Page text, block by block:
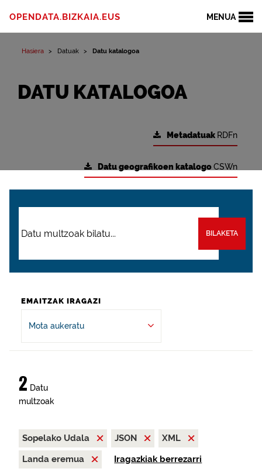
MENUA
OPENDATA.BIZKAIA.EUS
Hasiera Datuak Datu katalogoa
DATU KATALOGOA
Metadatuak RDFn
Datu geografikoen katalogoCSWn
BILAKETA
EMAITZAK IRAGAZI
Mota aukeratu
2 Datu
multzoak
Sopelako Udala JSON
XML
Landa eremua
Iragazkiak berrezarri